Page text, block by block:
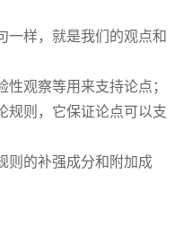
样，就是我们的观点和
观察等用来支持论点；
则，它保证论点可以支
的补强成分和附加成